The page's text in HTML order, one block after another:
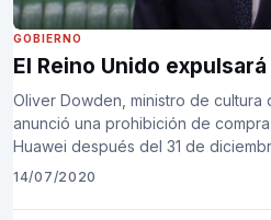
GOBIERNO
El Reino Unido
Oliver Dowden, ministro de cultura
anunció una prohibición de
Huawei después del 31 de
14/07/2020